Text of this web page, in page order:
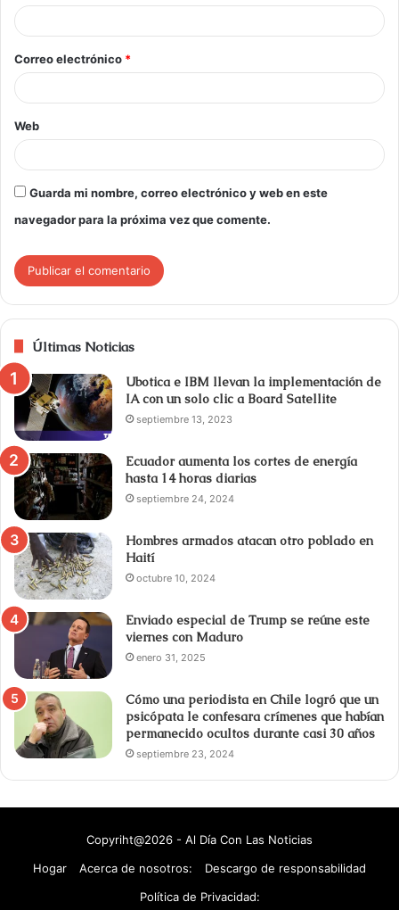
Correo electrónico *
Web
Guarda mi nombre, correo electrónico y web en este
navegador para la próxima vez que comente.
Últimas Noticias
Ubotica e IBM llevan la implementación de
IA con un solo clic a Board Satellite
septiembre 13, 2023
Ecuador aumenta los cortes de energía
hasta 14 horas diarias
septiembre 24, 2024
Hombres armados atacan otro poblado en
Haití
octubre 10, 2024
Enviado especial de Trump se reúne este
viernes con Maduro
enero 31, 2025
Cómo una periodista en Chile logró que un
psicópata le confesara crímenes que habían
permanecido ocultos durante casi 30 años
septiembre 23, 2024
Copyriht@2026 - Al Día Con Las Noticias
Hogar
Acerca de nosotros:
Descargo de responsabilidad
Política de Privacidad: